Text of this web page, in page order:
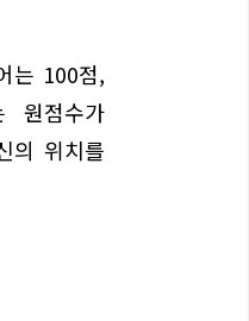
는 100점,
원점수가
의 위치를